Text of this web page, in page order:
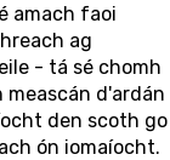
amach faoi
ag
- tá sé chomh
meascán d'ardán
den scoth go
ón iomaíocht.